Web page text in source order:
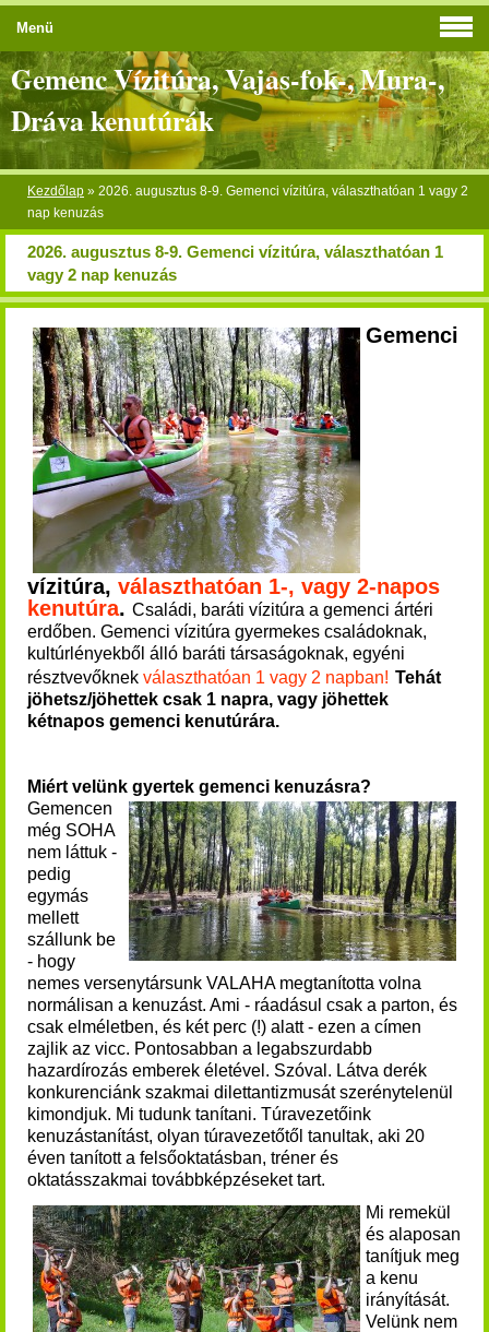
Gemenc Vízitúra, Vajas-fok-, Mura-,
Dráva kenutúrák
Kezdőlap » 2026. augusztus 8-9. Gemenci vízitúra, választhatóan 1 vagy 2
nap kenuzás
2026. augusztus 8-9. Gemenci vízitúra, választhatóan 1
vagy 2 nap kenuzás
Gemenci
vízitúra, választhatóan 1-, vagy 2-napos
kenutúra. Családi, baráti vízitúra a gemenci ártéri
erdőben. Gemenci vízitúra gyermekes családoknak,
kultúrlényekből álló baráti társaságoknak, egyéni
résztvevőknek választhatóan 1 vagy 2 napban! Tehát
jöhetsz/jöhettek csak 1 napra, vagy jöhettek
kétnapos gemenci kenutúrára.
Miért velünk gyertek gemenci kenuzásra?
Gemencen
még SOHA
nem láttuk -
pedig
egymás
mellett
szállunk be
- hogy
nemes versenytársunk VALAHA megtanította volna
normálisan a kenuzást. Ami - ráadásul csak a parton, és
csak elméletben, és két perc (!) alatt - ezen a címen
zajlik az vicc. Pontosabban a legabszurdabb
hazardírozás emberek életével. Szóval. Látva derék
konkurenciánk szakmai dilettantizmusát szerénytelenül
kimondjuk. Mi tudunk tanítani. Túravezetőink
kenuzástanítást, olyan túravezetőtől tanultak, aki 20
éven tanított a felsőoktatásban, tréner és
oktatásszakmai továbbképzéseket tart.
Mi remekül
és alaposan
tanítjuk meg
a kenu
irányítását.
Velünk nem
Menü